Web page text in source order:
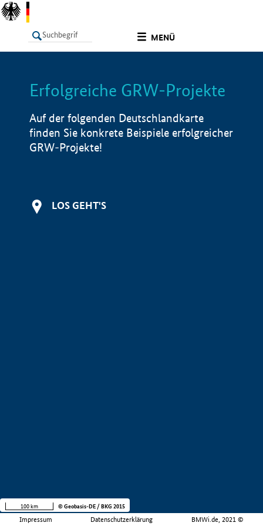
MENÜ
LISTE Info
Erfolgreiche GRW-Projekte
Auf der folgenden Deutschlandkarte
finden Sie konkrete Beispiele erfolgreicher
GRW-Projekte!
LOS GEHT'S
Impressum Datenschutzerklärung BMWi.de, 2021 ©
100 km © Geobasis-DE / BKG 2015